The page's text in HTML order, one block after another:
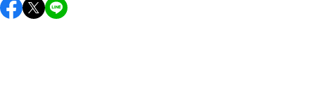
保存期間は冷蔵で当日中が目安です。なるべくお早めにお召
し上がりください。